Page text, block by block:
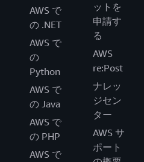
AWS で
の .NET
AWS で
の
Python
AWS で
の Java
AWS で
の PHP
AWS で
ットを
申請す
る
AWS
re:Post
ナレッ
ジセン
ター
AWS サ
ポート